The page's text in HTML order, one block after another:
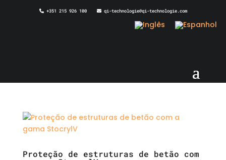
+351 215 926 100 qi-technologie@qi-technologie.com
Proteção de estruturas de betão com